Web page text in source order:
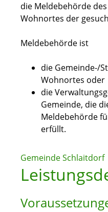
die Meldebehörde
Wohnortes der
Meldebehörde ist
die Gemeinde-/
Wohnortes oder
die
Gemeinde, die
Meldebehörde
erfüllt.
Gemeinde Schlaitdorf